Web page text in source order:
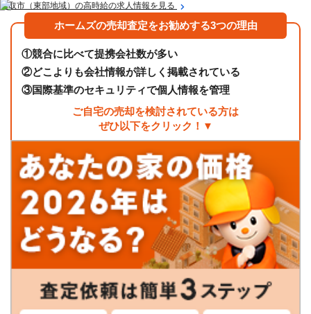
鳥取市（東部地域）の高時給の求人情報を見る
ホームズの売却査定をお勧めする3つの理由
①競合に比べて提携会社数が多い
②どこよりも会社情報が詳しく掲載されている
③国際基準のセキュリティで個人情報を管理
ご自宅の売却を検討されている方は
ぜひ以下をクリック！▼